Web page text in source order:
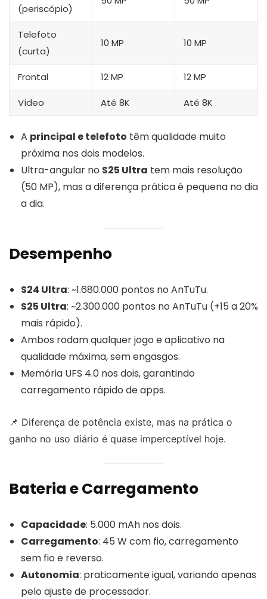
(periscópio)
Telefoto
(curta)
10 MP 10 MP
Frontal 12 MP 12 MP
Vídeo Até 8K Até 8K
A principal e telefoto têm qualidade muito
próxima nos dois modelos.
Ultra-angular no S25 Ultra tem mais resolução
(50 MP), mas a diferença prática é pequena no dia
a dia.
Desempenho
S24 Ultra: ~1.680.000 pontos no AnTuTu.
S25 Ultra: ~2.300.000 pontos no AnTuTu (+15 a 20%
mais rápido).
Ambos rodam qualquer jogo e aplicativo na
qualidade máxima, sem engasgos.
Memória UFS 4.0 nos dois, garantindo
carregamento rápido de apps.
📌 Diferença de potência existe, mas na prática o
ganho no uso diário é quase imperceptível hoje.
Bateria e Carregamento
Capacidade: 5.000 mAh nos dois.
Carregamento: 45 W com fio, carregamento
sem fio e reverso.
Autonomia: praticamente igual, variando apenas
pelo ajuste de processador.